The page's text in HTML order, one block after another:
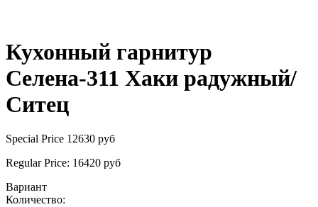
Кухонный гарнитур
Селена-311 Хаки радужный/
Ситец
Special Price 12630 руб
Regular Price: 16420 руб
Вариант
Количество: